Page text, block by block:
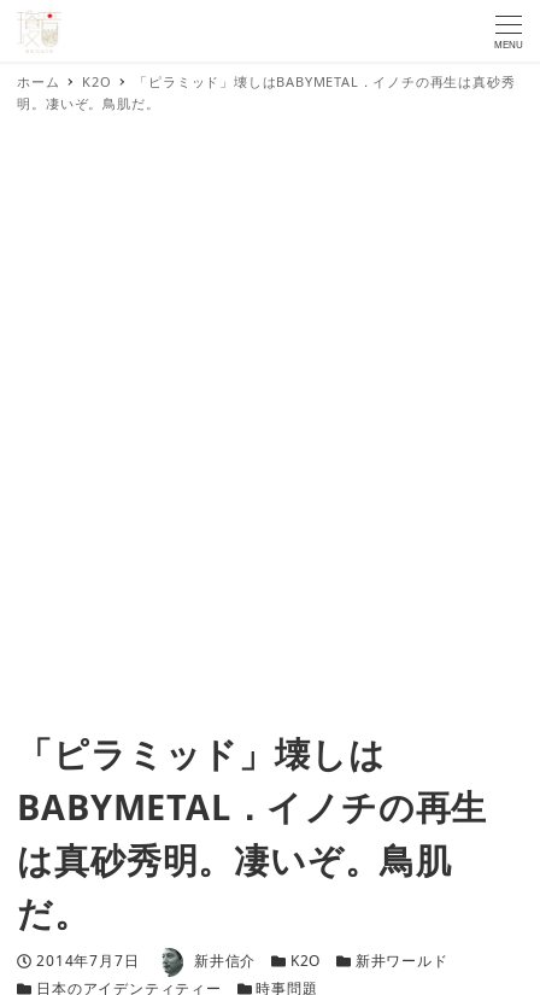
MENU
ホーム K2O
「ピラミッド」壊しはBABYMETAL．イノチの再生は真砂秀
明。凄いぞ。鳥肌だ。
「ピラミッド」壊しは
BABYMETAL．イノチの再生
は真砂秀明。凄いぞ。鳥肌
だ。
投稿日
2014年7月7日 著者 新井信介 カテゴリー
K2O カテゴリー
新井ワールド
カテゴリー
日本のアイデンティティー カテゴリー
時事問題